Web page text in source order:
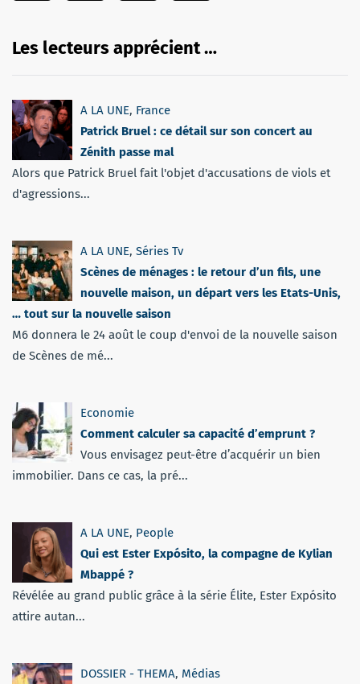
Les lecteurs apprécient …
A LA UNE, France
Patrick Bruel : ce détail sur son concert au
Zénith passe mal
Alors que Patrick Bruel fait l'objet d'accusations de viols et
d'agressions...
A LA UNE, Séries Tv
Scènes de ménages : le retour d’un fils, une
nouvelle maison, un départ vers les Etats-Unis,
… tout sur la nouvelle saison
M6 donnera le 24 août le coup d'envoi de la nouvelle saison
de Scènes de mé...
Economie
Comment calculer sa capacité d’emprunt ?
Vous envisagez peut-être d’acquérir un bien
immobilier. Dans ce cas, la pré...
A LA UNE, People
Qui est Ester Expósito, la compagne de Kylian
Mbappé ?
Révélée au grand public grâce à la série Élite, Ester Expósito
attire autan...
DOSSIER - THEMA, Médias